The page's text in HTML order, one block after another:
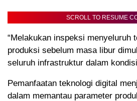
SCROLL TO RESUME
“Melakukan inspeksi menyeluruh
produksi sebelum masa libur
seluruh infrastruktur dalam
Pemanfaatan teknologi digital
dalam memantau parameter